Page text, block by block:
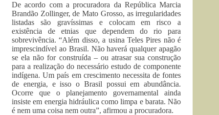
De acordo com a procuradora da República Marcia
Brandão Zollinger, de Mato Grosso, as irregularidades
listadas são gravíssimas e colocam em risco a
existência de etnias que dependem do rio para
sobrevivência. “Além disso, a usina Teles Pires não é
imprescindível ao Brasil. Não haverá qualquer apagão
se ela não for construída – ou atrasar sua construção
para a realização do necessário estudo de componente
indígena. Um país em crescimento necessita de fontes
de energia, e isso o Brasil possui em abundância.
Ocorre que o planejamento governamental ainda
insiste em energia hidráulica como limpa e barata. Não
é nem uma coisa nem outra”, afirmou a procuradora.